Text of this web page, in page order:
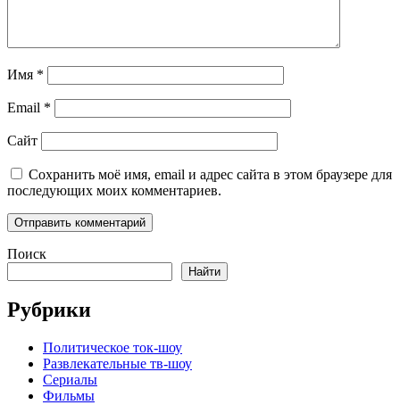
Имя *
Email *
Сайт
Сохранить моё имя, email и адрес сайта в этом браузере для
последующих моих комментариев.
Поиск
Найти
Рубрики
Политическое ток-шоу
Развлекательные тв-шоу
Сериалы
Фильмы